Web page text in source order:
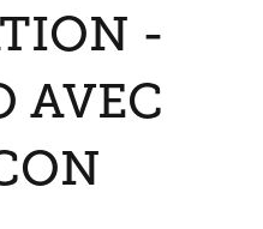
-
AVEC